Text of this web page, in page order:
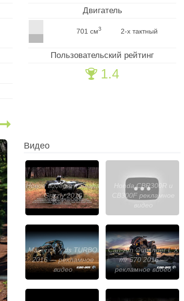
Двигатель
701 см3 2-х тактный
Пользовательский рейтинг
🏆 1.4
Видео
Новое видео о Yamaha
Grizzly 2016
Honda CBR300R и
CB300F рекламное
видео
Maverick X ds TURBO
2016 — рекламное
видео
Can-Am Outlander L X
mr 570 2016 —
рекламное видео